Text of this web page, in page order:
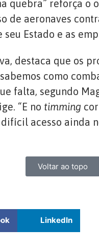
quebra” reforça
aeronaves
Estado e as
destaca que os
como
falta, segundo
“E no timming
acesso ainda
Voltar ao topo
LinkedIn